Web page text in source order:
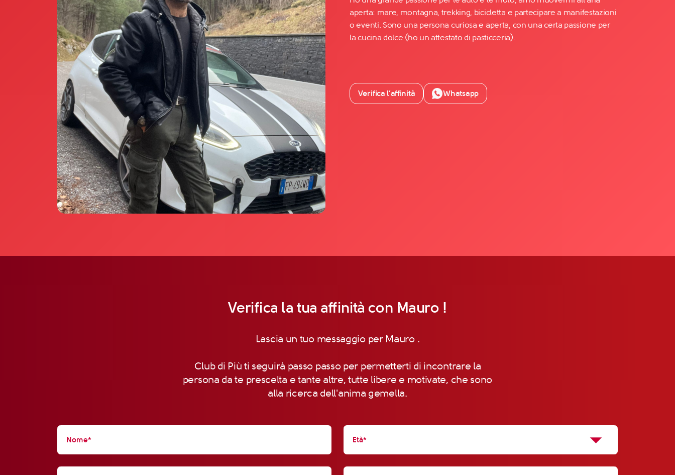
Facebook
TikTok
aperta: mare, montagna, trekking, bicicletta e partecipare a manifestazioni
o eventi. Sono una persona curiosa e aperta, con una certa passione per
la cucina dolce (ho un attestato di pasticceria).
Verifica l’affinità Whatsapp
Verifica la tua affinità con Mauro !
Lascia un tuo messaggio per Mauro .
Club di Più ti seguirà passo passo per permetterti di incontrare la
persona da te prescelta e tante altre, tutte libere e motivate, che sono
alla ricerca dell'anima gemella.